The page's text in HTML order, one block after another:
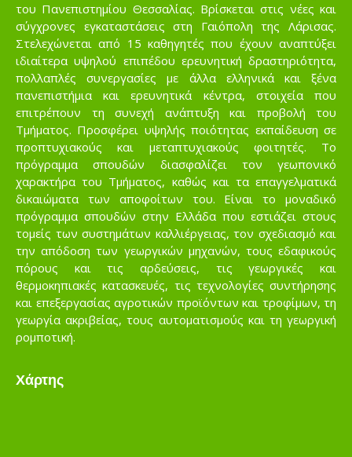
του Πανεπιστημίου Θεσσαλίας. Βρίσκεται στις νέες και
σύγχρονες εγκαταστάσεις στη Γαιόπολη της Λάρισας.
Στελεχώνεται από 15 καθηγητές που έχουν αναπτύξει
ιδιαίτερα υψηλού επιπέδου ερευνητική δραστηριότητα,
πολλαπλές συνεργασίες με άλλα ελληνικά και ξένα
πανεπιστήμια και ερευνητικά κέντρα, στοιχεία που
επιτρέπουν τη συνεχή ανάπτυξη και προβολή του
Τμήματος. Προσφέρει υψηλής ποιότητας εκπαίδευση σε
προπτυχιακούς και μεταπτυχιακούς φοιτητές. Το
πρόγραμμα σπουδών διασφαλίζει τον γεωπονικό
χαρακτήρα του Τμήματος, καθώς και τα επαγγελματικά
δικαιώματα των αποφοίτων του. Είναι το μοναδικό
πρόγραμμα σπουδών στην Ελλάδα που εστιάζει στους
τομείς των συστημάτων καλλιέργειας, τον σχεδιασμό και
την απόδοση των γεωργικών μηχανών, τους εδαφικούς
πόρους και τις αρδεύσεις, τις γεωργικές και
θερμοκηπιακές κατασκευές, τις τεχνολογίες συντήρησης
και επεξεργασίας αγροτικών προϊόντων και τροφίμων, τη
γεωργία ακριβείας, τους αυτοματισμούς και τη γεωργική
ρομποτική.
Χάρτης